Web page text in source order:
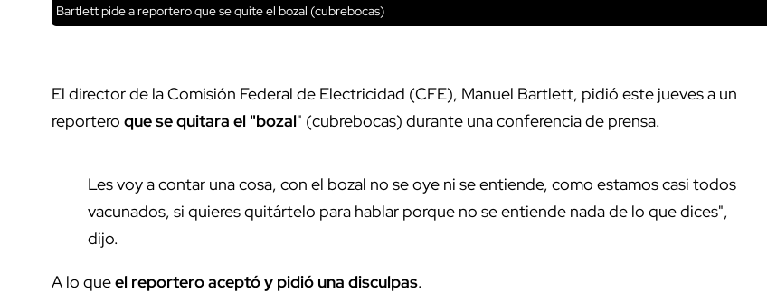
Bartlett pide a reportero que se quite el bozal (cubrebocas)
El director de la Comisión Federal de Electricidad (CFE), Manuel Bartlett, pidió este jueves a un
reportero que se quitara el "bozal" (cubrebocas) durante una conferencia de prensa.
Les voy a contar una cosa, con el bozal no se oye ni se entiende, como estamos casi todos
vacunados, si quieres quitártelo para hablar porque no se entiende nada de lo que dices",
dijo.
A lo queel reportero aceptó y pidió una disculpas.